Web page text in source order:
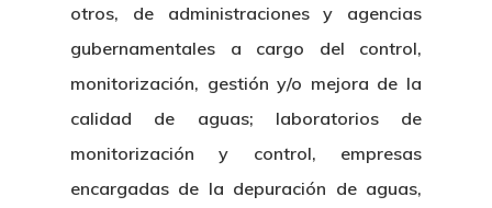
otros, de administraciones y agencias
gubernamentales a cargo del control,
monitorización, gestión y/o mejora de la
calidad de aguas; laboratorios de
monitorización y control, empresas
encargadas de la depuración de aguas,
Patronato
Identidad Corporativa
Manual De Identidad
Corporativa
Logo CETMAR
Contacto
Eventos
Publicaciones
Memoria
Boletín De Noticias
Contratación
Licitaciones
Gobierno